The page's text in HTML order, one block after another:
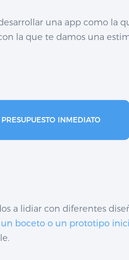
una app como la
la que te damos una
INMEDIATO
a lidiar con diferentes
un boceto o un prototipo